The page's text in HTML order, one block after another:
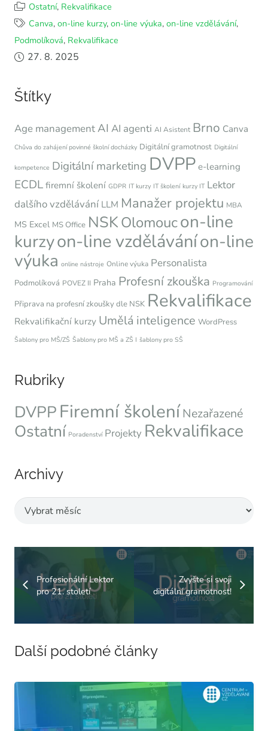
Ostatní, Rekvalifikace
Canva, on-line kurzy, on-line výuka, on-line vzdělávání,
Podmolíková, Rekvalifikace
27. 8. 2025
Štítky
Age managementAI AI agenti AI Asistent Brno Canva
Chůva do zahájení povinné školní docházky Digitální gramotnost Digitální
kompetence Digitální marketing DVPP e-learning
ECDL firemní školení GDPR IT kurzy IT školení kurzy IT Lektor
dalšího vzdělávání LLM Manažer projektu MBA
MS Excel MS Office NSKOlomoucon-line
kurzyon-line vzděláváníon-line
výuka online nástroje Online výuka Personalista
Podmolíková POVEZ II Praha Profesní zkouška Programování
Připrava na profesní zkoušky dle NSK Rekvalifikace
Rekvalifikační kurzy Umělá inteligence WordPress
Šablony pro MŠ/ZŠ Šablony pro MŠ a ZŠ I šablony pro SŠ
Rubriky
DVPPFiremní školeníNezařazené
Ostatní Poradenství Projekty Rekvalifikace
Archivy
Archivy
Profesionální Lektor
pro 21. století
Zvyšte si svoji
digitální gramotnost!
Další podobné články